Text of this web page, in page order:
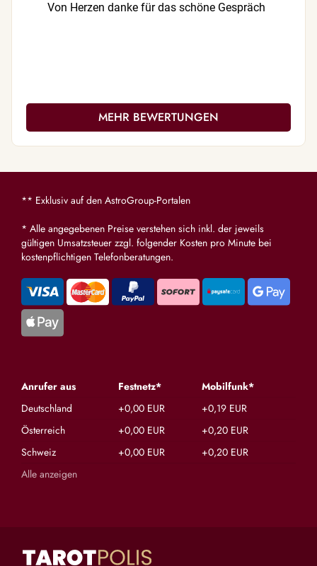
Von Herzen danke für das schöne Gespräch
MEHR BEWERTUNGEN
** Exklusiv auf den AstroGroup-Portalen
* Alle angegebenen Preise verstehen sich inkl. der jeweils
gültigen Umsatzsteuer zzgl. folgender Kosten pro Minute bei
kostenpflichtigen Telefonberatungen.
Anrufer aus Festnetz*
Mobilfunk*
Deutschland
+0,00 EUR
+0,19 EUR
Österreich
+0,00 EUR
+0,20 EUR
Schweiz
+0,00 EUR
+0,20 EUR
Alle anzeigen